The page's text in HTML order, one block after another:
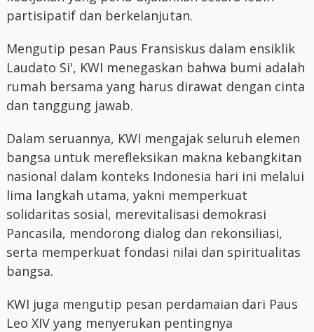
partisipatif dan berkelanjutan.
Mengutip pesan Paus Fransiskus dalam ensiklik
Laudato Si', KWI menegaskan bahwa bumi adalah
rumah bersama yang harus dirawat dengan cinta
dan tanggung jawab.
Dalam seruannya, KWI mengajak seluruh elemen
bangsa untuk merefleksikan makna kebangkitan
nasional dalam konteks Indonesia hari ini melalui
lima langkah utama, yakni memperkuat
solidaritas sosial, merevitalisasi demokrasi
Pancasila, mendorong dialog dan rekonsiliasi,
serta memperkuat fondasi nilai dan spiritualitas
bangsa.
KWI juga mengutip pesan perdamaian dari Paus
Leo XIV yang menyerukan pentingnya